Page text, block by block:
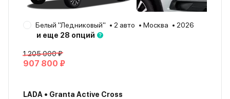
Белый "Ледниковый" 2 авто Москва
2026
и еще 28 опций
1 205 000 ₽
907 800 ₽
LADA • Granta Active Cross